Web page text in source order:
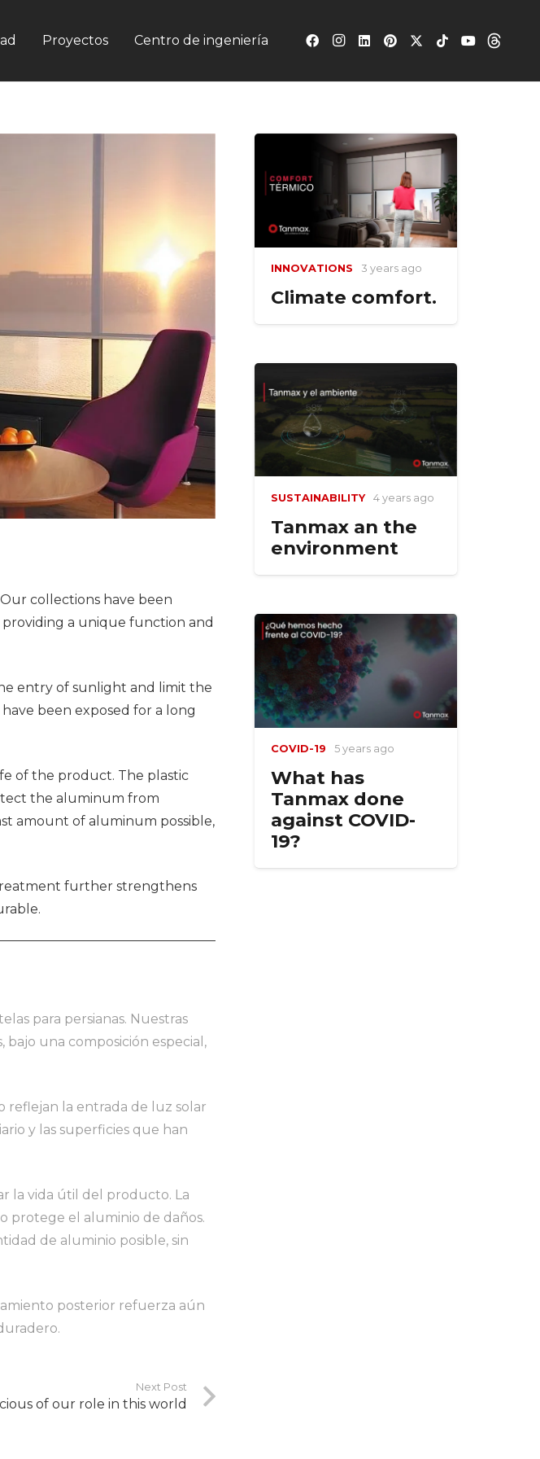
Proyectos Centro de ingeniería
collections have been
a unique function and
entry of sunlight and limit the
been exposed for a long
of the product. The plastic
the aluminum from
amount of aluminum possible,
further strengthens
para persianas. Nuestras
bajo una composición especial,
reflejan la entrada de luz solar
y las superficies que han
la vida útil del producto. La
protege el aluminio de daños.
de aluminio posible, sin
posterior refuerza aún
Next Post
of our role in this world
INNOVATIONS 3 years ago
Climate comfort.
SUSTAINABILITY 4 years ago
Tanmax an the
environment
COVID-19 5 years ago
What has
Tanmax done
against COVID-
19?